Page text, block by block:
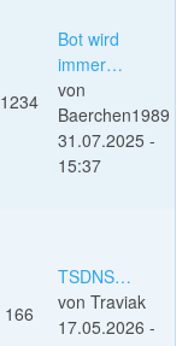
1234
Bot wird
immer…
von
Baerchen1989
31.07.2025 -
15:37
166
TSDNS…
von Traviak
17.05.2026 -